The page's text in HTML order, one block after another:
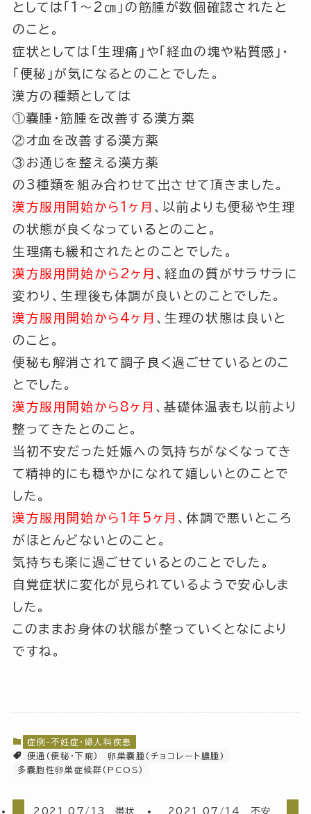
としては
「1～2㎝」 の筋腫が数個確認されたと
のこと。
症状としては
「生理痛」 や 「経血の塊や粘質感」 ・
「便秘」 が気になるとのことでした。
漢方の種類としては
①嚢腫・筋腫を改善する漢方薬
②オ血を改善する漢方薬
③お通じを整える漢方薬
の3種類を組み合わせて出させて頂きました。
漢方服用開始から1ヶ月 、以前よりも便秘や生理
の状態が良くなっているとのこと。
生理痛も緩和されたとのことでした。
漢方服用開始から2ヶ月 、経血の質がサラサラに
変わり、生理後も体調が良いとのことでした。
漢方服用開始から4ヶ月 、生理の状態は良いと
のこと。
便秘も解消されて調子良く過ごせているとのこ
とでした。
漢方服用開始から8ヶ月 、基礎体温表も以前より
整ってきたとのこと。
当初不安だった妊娠への気持ちがなくなってき
て精神的にも穏やかになれて嬉しいとのことで
した。
漢方服用開始から1年5ヶ月 、体調で悪いところ
がほとんどないとのこと。
気持ちも楽に過ごせているとのことでした。
自覚症状に変化が見られているようで安心しま
した。
このままお身体の状態が整っていくとなにより
ですね。
症例-不妊症・婦人科疾患
便通(便秘・下痢)
卵巣嚢腫(チョコレート膿腫)
多嚢胞性卵巣症候群(PCOS)
2021 07/13 帯状 2021 07/14 不安